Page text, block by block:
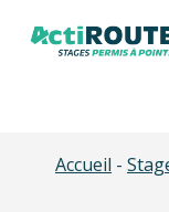
Accueil -